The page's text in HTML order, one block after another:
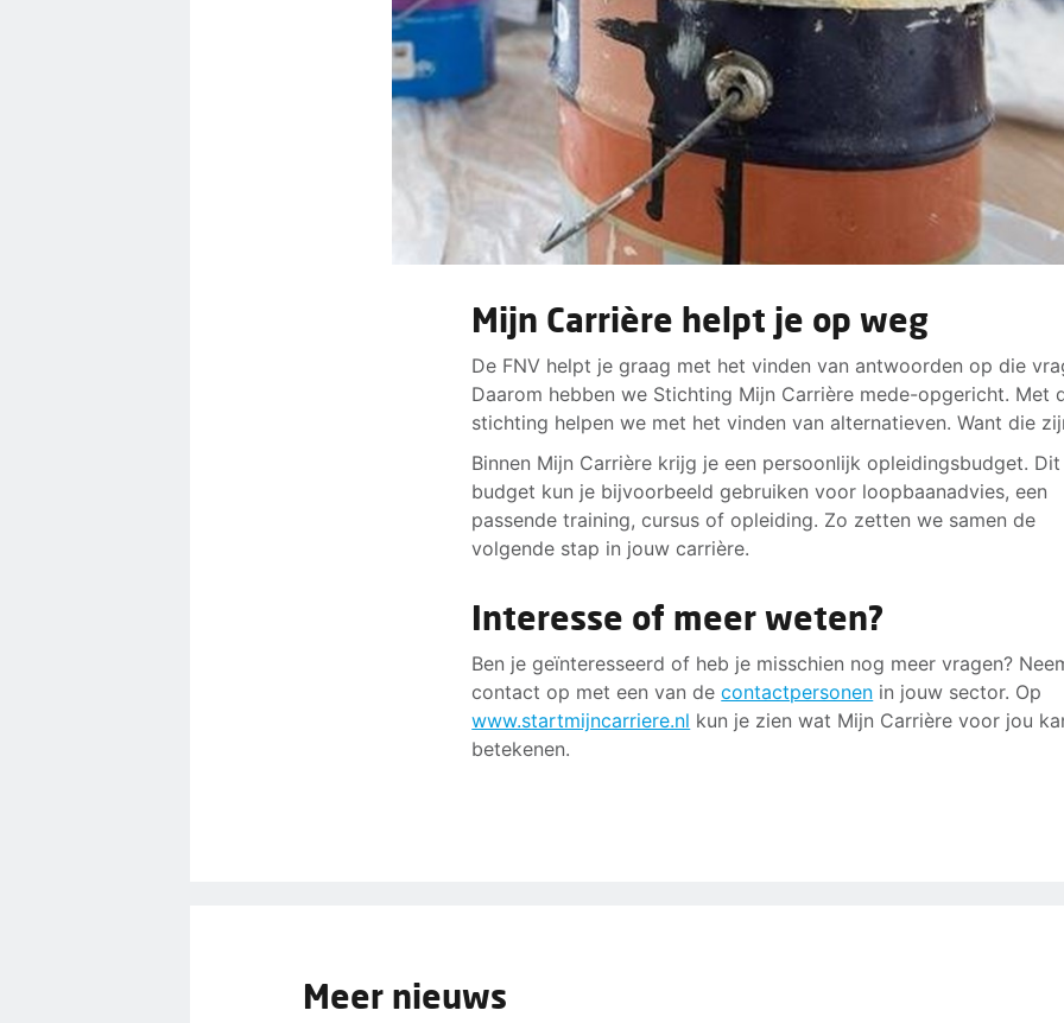
Mijn Carrière helpt je op weg
De FNV helpt je graag met het vinden van antwoorden op die
Daarom hebben we Stichting Mijn Carrière mede-opgericht. Met
stichting helpen we met het vinden van alternatieven. Want die
Binnen Mijn Carrière krijg je een persoonlijk opleidingsbudget. Dit
budget kun je bijvoorbeeld gebruiken voor loopbaanadvies, een
passende training, cursus of opleiding. Zo zetten we samen de
volgende stap in jouw carrière.
Interesse of meer weten?
Ben je geïnteresseerd of heb je misschien nog meer vragen?
contact op met een van decontactpersonen in jouw sector. Op
www.startmijncarriere.nl kun je zien wat Mijn Carrière voor jou
betekenen.
Meer nieuws